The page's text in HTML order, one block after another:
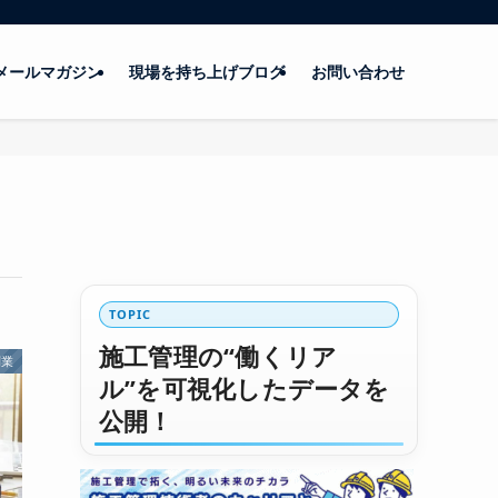
ールマガジン 現場を持ち上げブログ お問い合わせ
TOPIC
施工管理の“働くリア
ル”を可視化したデータを
公開！